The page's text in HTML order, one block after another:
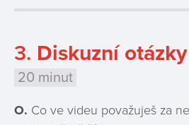
3. Diskuzní otázky
20 minut
O. Co ve videu považuješ za